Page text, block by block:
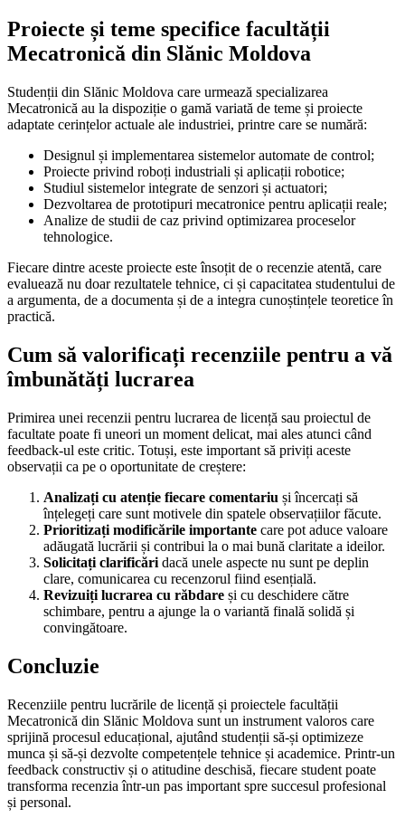
Proiecte și teme specifice facultății
Mecatronică din Slănic Moldova
Studenții din Slănic Moldova care urmează specializarea
Mecatronică au la dispoziție o gamă variată de teme și proiecte
adaptate cerințelor actuale ale industriei, printre care se numără:
Designul și implementarea sistemelor automate de control;
Proiecte privind roboți industriali și aplicații robotice;
Studiul sistemelor integrate de senzori și actuatori;
Dezvoltarea de prototipuri mecatronice pentru aplicații reale;
Analize de studii de caz privind optimizarea proceselor
tehnologice.
Fiecare dintre aceste proiecte este însoțit de o recenzie atentă, care
evaluează nu doar rezultatele tehnice, ci și capacitatea studentului de
a argumenta, de a documenta și de a integra cunoștințele teoretice în
practică.
Cum să valorificați recenziile pentru a vă
îmbunătăți lucrarea
Primirea unei recenzii pentru lucrarea de licență sau proiectul de
facultate poate fi uneori un moment delicat, mai ales atunci când
feedback-ul este critic. Totuși, este important să priviți aceste
observații ca pe o oportunitate de creștere:
Analizați cu atenție fiecare comentariu și încercați să
înțelegeți care sunt motivele din spatele observațiilor făcute.
Prioritizați modificările importante care pot aduce valoare
adăugată lucrării și contribui la o mai bună claritate a ideilor.
Solicitați clarificări dacă unele aspecte nu sunt pe deplin
clare, comunicarea cu recenzorul fiind esențială.
Revizuiți lucrarea cu răbdare și cu deschidere către
schimbare, pentru a ajunge la o variantă finală solidă și
convingătoare.
Concluzie
Recenziile pentru lucrările de licență și proiectele facultății
Mecatronică din Slănic Moldova sunt un instrument valoros care
sprijină procesul educațional, ajutând studenții să-și optimizeze
munca și să-și dezvolte competențele tehnice și academice. Printr-un
feedback constructiv și o atitudine deschisă, fiecare student poate
transforma recenzia într-un pas important spre succesul profesional
și personal.